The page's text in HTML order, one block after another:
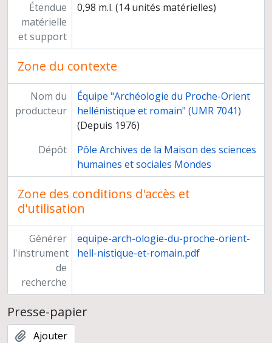
Étendue
matérielle
et support
0,98 m.l. (14 unités matérielles)
Zone du contexte
Nom du
producteur
Équipe "Archéologie du Proche-Orient
hellénistique et romain" (UMR 7041)
(Depuis 1976)
Dépôt
Pôle Archives de la Maison des sciences
humaines et sociales Mondes
Zone des conditions d'accès et
d'utilisation
Générer
l'instrument
de
recherche
equipe-arch-ologie-du-proche-orient-
hell-nistique-et-romain.pdf
Presse-papier
Ajouter